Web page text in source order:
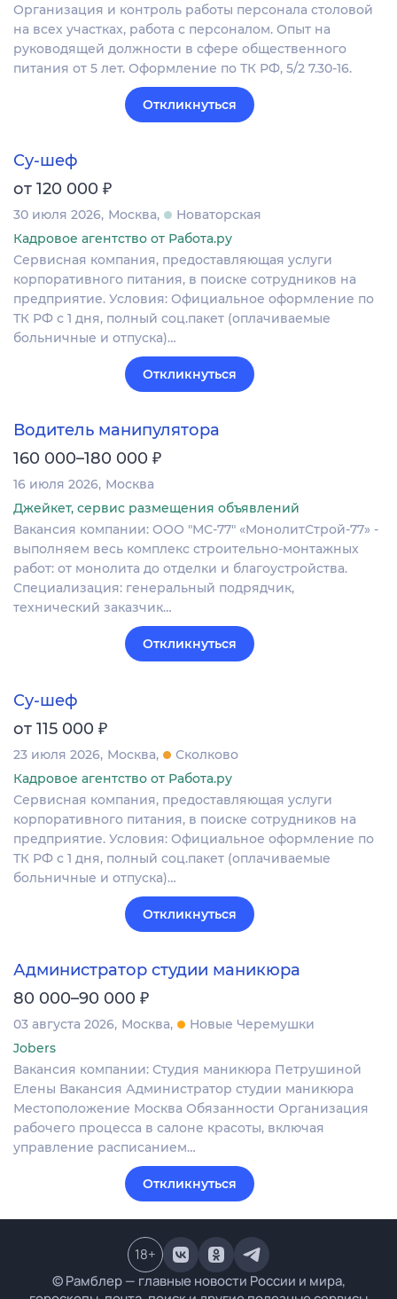
Организация и контроль работы персонала столовой
на всех участках, работа с персоналом. Опыт на
руководящей должности в сфере общественного
питания от 5 лет. Оформление по ТК РФ, 5/2 7.30-16.
Откликнуться
Су-шеф
от 120 000 ₽
30 июля 2026 Москва
Новаторская
Кадровое агентство от Работа.ру
Сервисная компания, предоставляющая услуги
корпоративного питания, в поиске сотрудников на
предприятие. Условия: Официальное оформление по
ТК РФ с 1 дня, полный соц.пакет (оплачиваемые
больничные и отпуска)…
Откликнуться
Водитель манипулятора
160 000–180 000 ₽
16 июля 2026 Москва
Джейкет, сервис размещения объявлений
Вакансия компании: ООО "МС-77" «МонолитСтрой-77» -
выполняем весь комплекс строительно-монтажных
работ: от монолита до отделки и благоустройства.
Специализация: генеральный подрядчик,
технический заказчик…
Откликнуться
Су-шеф
от 115 000 ₽
23 июля 2026 Москва
Сколково
Кадровое агентство от Работа.ру
Сервисная компания, предоставляющая услуги
корпоративного питания, в поиске сотрудников на
предприятие. Условия: Официальное оформление по
ТК РФ с 1 дня, полный соц.пакет (оплачиваемые
больничные и отпуска)…
Откликнуться
Администратор студии маникюра
80 000–90 000 ₽
03 августа 2026 Москва
Новые Черемушки
Jobers
Вакансия компании: Студия маникюра Петрушиной
Елены Вакансия Администратор студии маникюра
Местоположение Москва Обязанности Организация
рабочего процесса в салоне красоты, включая
управление расписанием…
Откликнуться
© Рамблер — главные новости России и мира,
18+